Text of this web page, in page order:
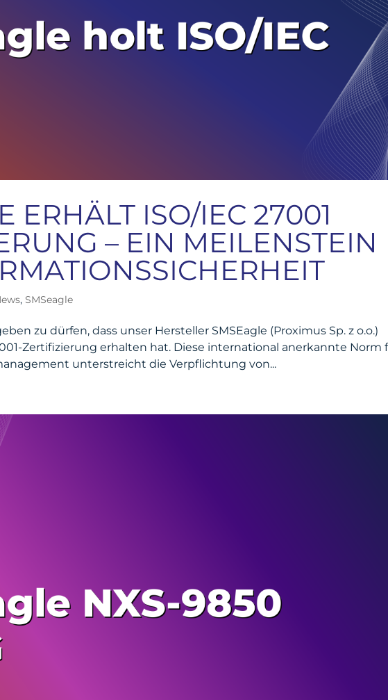
ERHÄLT ISO/IEC 27001
– EIN MEILENSTEIN
,SMSeagle
zu dürfen, dass unser Hersteller SMSEagle (Proximus Sp. z o.o.)
Zertifizierung erhalten hat. Diese international anerkannte Norm
unterstreicht die Verpflichtung von...